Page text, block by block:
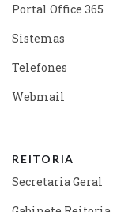
Portal Office 365
Sistemas
Telefones
Webmail
REITORIA
Secretaria Geral